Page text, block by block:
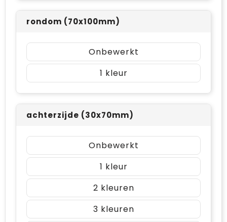
rondom (70x100mm)
Onbewerkt
1
achterzijde (30x70mm)
Onbewerkt
1
2
3